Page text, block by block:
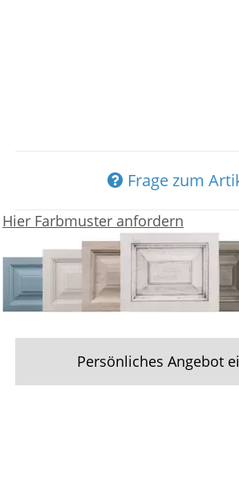
Frage zum
Hier Farbmuster anfordern
Persönliches Angebot